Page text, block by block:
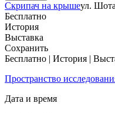
Скрипач на крышеул.
Бесплатно
История
Выставка
Сохранить
Бесплатно | История |
Пространство
Дата и время